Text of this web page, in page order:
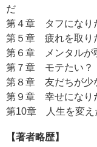
だ
第４章 タフになり
第５章 疲れを取り
第６章 メンタルが
第７章 モテたい？
第８章 友だちが少
第９章 幸せになり
第10章 人生を変え
【著者略歴】